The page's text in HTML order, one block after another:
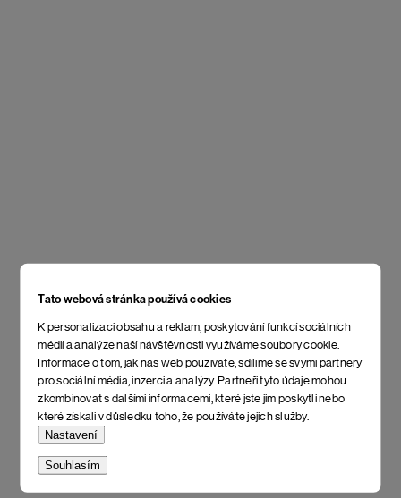
Tato webová stránka používá cookies
K personalizaci obsahu a reklam, poskytování funkcí sociálních
médií a analýze naší návštěvnosti využíváme soubory cookie.
Informace o tom, jak náš web používáte, sdílíme se svými partnery
pro sociální média, inzerci a analýzy. Partneři tyto údaje mohou
zkombinovat s dalšími informacemi, které jste jim poskytli nebo
které získali v důsledku toho, že používáte jejich služby.
Nastavení
Souhlasím